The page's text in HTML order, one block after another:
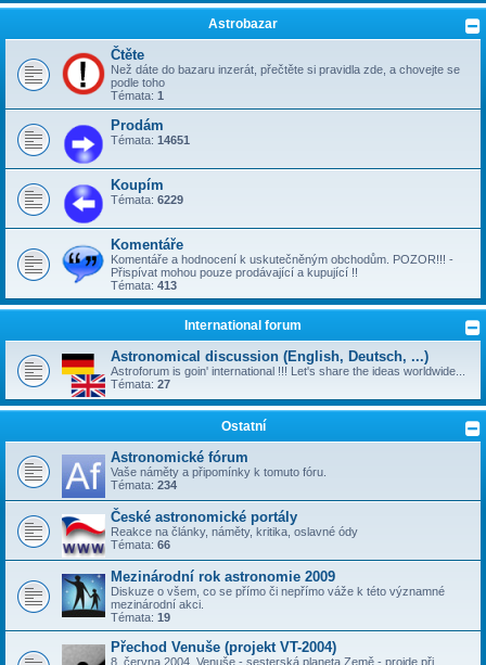
Astrobazar
Čtěte
Než dáte do bazaru inzerát, přečtěte si pravidla zde, a chovejte se
podle toho
Témata: 1
Prodám
Témata: 14651
Koupím
Témata: 6229
Komentáře
Komentáře a hodnocení k uskutečněným obchodům. POZOR!!! -
Přispívat mohou pouze prodávající a kupující !!
Témata: 413
International forum
Astronomical discussion (English, Deutsch, ...)
Astroforum is goin' international !!! Let's share the ideas worldwide...
Témata: 27
Ostatní
Astronomické fórum
Vaše náměty a připomínky k tomuto fóru.
Témata: 234
České astronomické portály
Reakce na články, náměty, kritika, oslavné ódy
Témata: 66
Mezinárodní rok astronomie 2009
Diskuze o všem, co se přímo či nepřímo váže k této významné
mezinárodní akci.
Témata: 19
Přechod Venuše (projekt VT-2004)
8. června 2004, Venuše - sesterská planeta Země - projde při